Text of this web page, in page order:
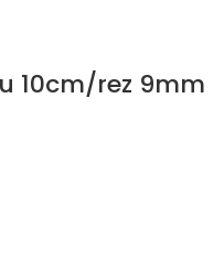
10cm/rez 9mm